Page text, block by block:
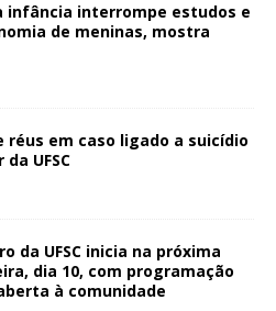
infância interrompe estudos e
de meninas, mostra
réus em caso ligado a suicídio
UFSC
da UFSC inicia na próxima
dia 10, com programação
à comunidade